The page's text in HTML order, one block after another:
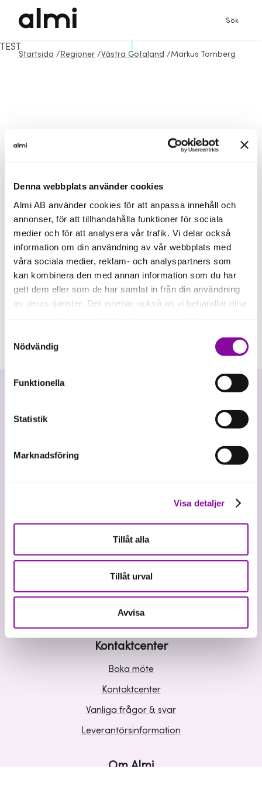
Denna webbplats använder cookies
Almi AB använder cookies för att anpassa innehåll och
annonser, för att tillhandahålla funktioner för sociala
medier och för att analysera vår trafik. Vi delar också
information om din användning av vår webbplats med
våra sociala medier, reklam- och analyspartners som
kan kombinera den med annan information som du har
gett dem eller som de har samlat in från din användning
av deras tjänster. Det innebär också att vi behandlar dina
Om du klickar på avvisa kommer användning av kakor
eller delning av information enligt ovan, inte att ske,
förutom för kakor som är nödvändiga för att hemsidan
ska fungera se mer under inställningar.
Nödvändig
Funktionella
Statistik
Marknadsföring
Visa detaljer
Tillåt alla
Tillåt urval
Avvisa
Sök
Startsida / Regioner /Västra Götaland /Markus Tornberg
TEST
Våra tjänster
Riskkapital
Affärsutveckling
Kunskap och inspiration
Kontaktcenter
Boka möte
Kontaktcenter
Vanliga frågor & svar
Leverantörsinformation
Om Almi